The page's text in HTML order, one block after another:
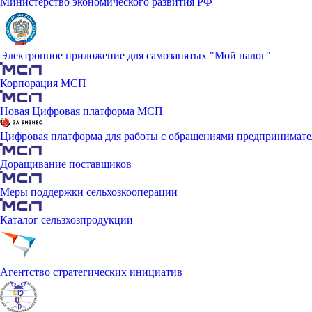
Электронное приложение для самозанятых "Мой налог"
Корпорация МСП
Новая Цифровая платформа МСП
Цифровая платформа для работы с обращениями
Доращивание поставщиков
Меры поддержки сельхозкооперации
Каталог сельзхозпродукции
Агентство стратегических инициатив